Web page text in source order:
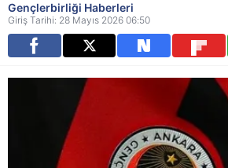
Gençlerbirliği Haberleri
Giriş Tarihi: 28 Mayıs 2026 06:50